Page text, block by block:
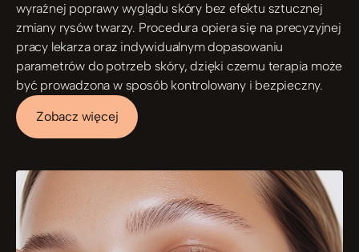
wyraźnej poprawy wyglądu skóry bez efektu sztucznej
zmiany rysów twarzy. Procedura opiera się na precyzyjnej
pracy lekarza oraz indywidualnym dopasowaniu
parametrów do potrzeb skóry, dzięki czemu terapia może
być prowadzona w sposób kontrolowany i bezpieczny.
Zobacz więcej